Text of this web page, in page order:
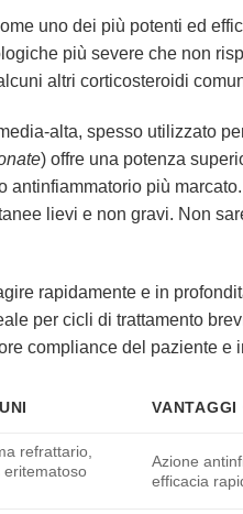
uno dei più potenti ed
più severe che non
altri corticosteroidi
alta, spesso utilizzato
) offre una potenza
più
lievi e non gravi. Non
rapidamente e in
per cicli di trattamento
compliance del paziente
VANTAGGI
refrattario,
eritematoso
Azione
efficacia